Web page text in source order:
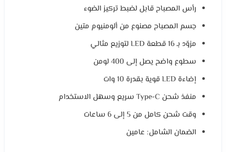
رأس المصباح قابل لضبط تركيز الضوء
جسم المصباح مصنوع من ألومنيوم متين
مزوّد بـ 16 قطعة LED لتوزيع مثالي
سطوع واضح يصل إلى 400 لومن
إضاءة LED قوية بقدرة 10 وات
منفذ شحن Type-C سريع وسهل الاستخدام
وقت شحن كامل من 5 إلى 6 ساعات
الضمان الشامل: عامين